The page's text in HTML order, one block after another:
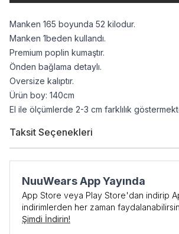
Manken 165 boyunda 52 kilodur.
Manken 1beden kullandı.
Premium poplin kumaştır.
Önden bağlama detaylı.
Oversize kalıptır.
Ürün boy: 140cm
El ile ölçümlerde 2-3 cm farklılık
Taksit Seçenekleri
NuuWears App Yayında
App Store veya Play Store'dan indirip
indirimlerden her zaman
Şimdi İndirin!